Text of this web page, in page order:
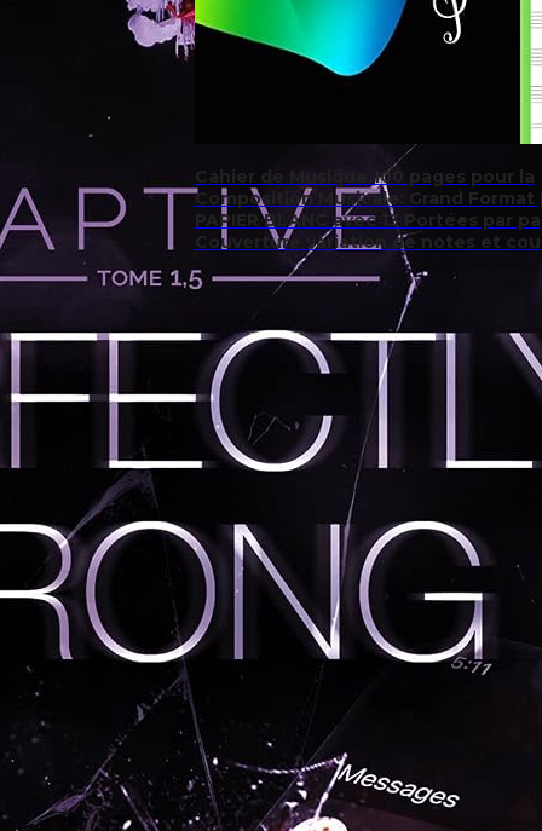
Cahier de Musique 100 pages pour la
Composition Musicale: Grand Format
PAPIER BLANC avec 13 Portées par
Couverture variation de notes et